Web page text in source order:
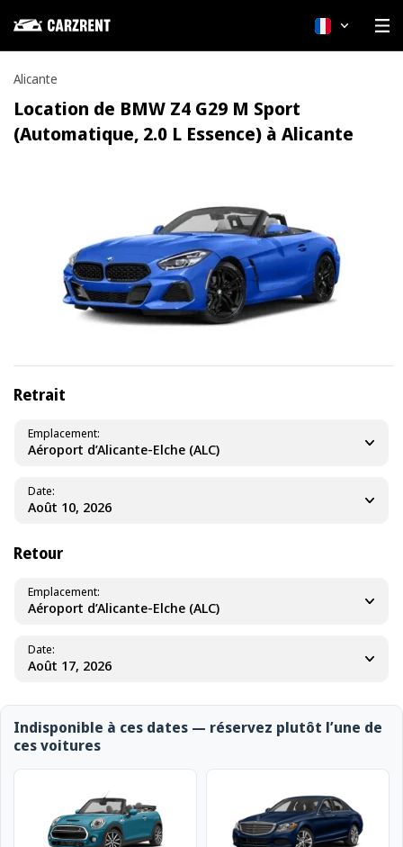
Français
Alicante
Location de BMW Z4 G29 M Sport
(Automatique, 2.0 L Essence) à Alicante
Retrait
Aéroport d’Alicante-Elche (ALC)
Emplacement
Date
Retour
Aéroport d’Alicante-Elche (ALC)
Emplacement
Date
Indisponible à ces dates — réservez plutôt l’une de
ces voitures